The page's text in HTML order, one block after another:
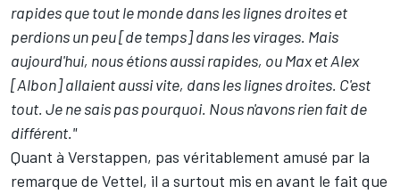
rapides que tout le monde dans les lignes droites et
perdions un peu [de temps] dans les virages. Mais
aujourd'hui, nous étions aussi rapides, ou Max et Alex
[Albon] allaient aussi vite, dans les lignes droites. C'est
tout. Je ne sais pas pourquoi. Nous n'avons rien fait de
différent."
Quant à Verstappen, pas véritablement amusé par la
remarque de Vettel, il a surtout mis en avant le fait que